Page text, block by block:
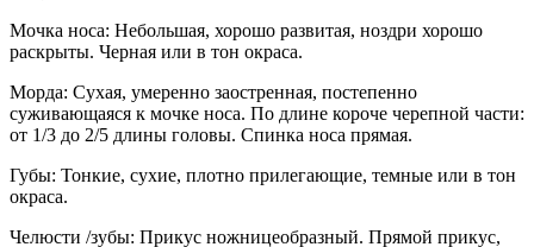
Мочка носа: Небольшая, хорошо развитая, ноздри хорошо
раскрыты. Черная или в тон окраса.
Морда: Сухая, умеренно заостренная, постепенно
суживающаяся к мочке носа. По длине короче черепной части:
от 1/3 до 2/5 длины головы. Спинка носа прямая.
Губы: Тонкие, сухие, плотно прилегающие, темные или в тон
окраса.
Челюсти /зубы: Прикус ножницеобразный. Прямой прикус,